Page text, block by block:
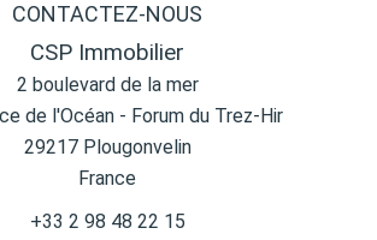
CONTACTEZ-NOUS
CSP Immobilier
2 boulevard de la mer
de l'Océan - Forum du Trez-Hir
29217Plougonvelin
France
+33 2 98 48 22 15